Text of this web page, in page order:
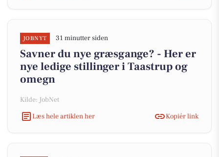
JOBNYT 31 minutter siden
Savner du nye græsgange? - Her er
nye ledige stillinger i Taastrup og
omegn
Kilde: JobNet
Læs hele artiklen her
Kopiér link